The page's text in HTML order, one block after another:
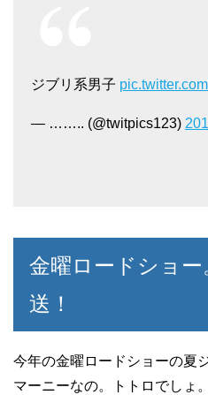
ジブリ系男子
— …….. (@twitpics123)
金曜ロードショ
送！
今年の金曜ロードショーの夏
マーニーなの。トトロでしょ